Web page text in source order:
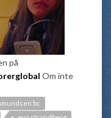
på
Om inte
bc